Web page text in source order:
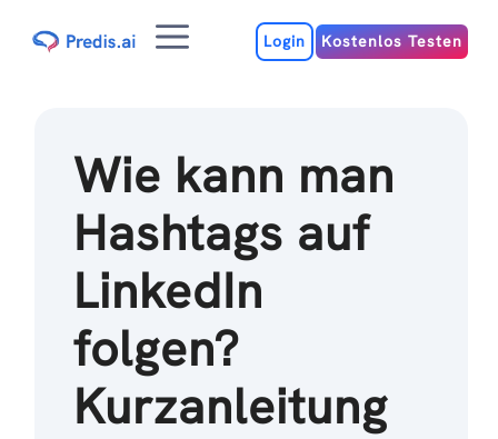
Inhalt
MenuLogin Kostenlos Testen
Wie kann man
Hashtags auf
LinkedIn
folgen?
Kurzanleitung